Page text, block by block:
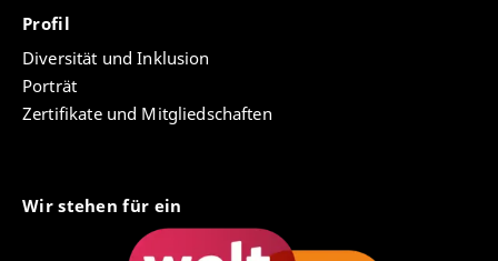
and Their Relevance to Foreign Language
Teaching", in G. Nickel and D. Nehls (eds.),
Models of Grammar, Descriptive Linguistics and
Pedagogical Grammar, (Papers from the 5th
International Congress of Applied Linguistics,
und H.-J. Niederehe (eds.), Papers in the History
of Linguistics. Proceedings of the Third
Profil
Diversität und Inklusion
Porträt
Zertifikate und Mitgliedschaften
Wir stehen für ein